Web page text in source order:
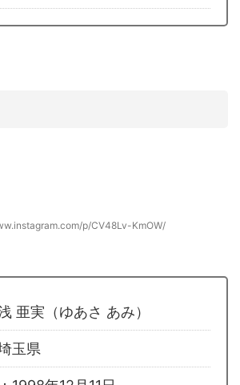
p/CV48Lv-KmOW/
亜実（ゆあさ あみ）
玉県